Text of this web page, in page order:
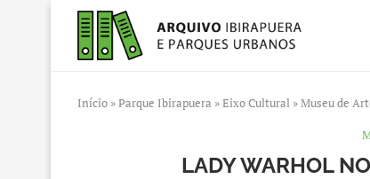
Início »Parque Ibirapuera »Eixo Cultural »Museu de
LADY WARHOL